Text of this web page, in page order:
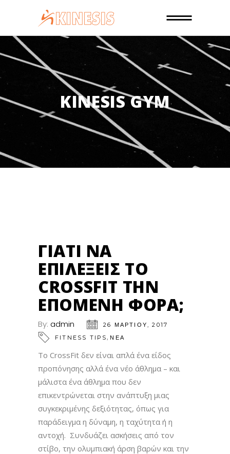
KINESIS GYM
ΓΙΑΤΊ ΝΑ
ΕΠΙΛΈΞΕΙΣ ΤΟ
CROSSFIT ΤΗΝ
ΕΠΌΜΕΝΗ ΦΟΡΆ;
By: admin
26 ΜΑΡΤΊΟΥ, 2017
FITNESS TIPS,ΝΕΑ
Το CrossFit δεν είναι απλά ένα είδος
προπόνησης αλλά ένα νέο άθλημα – και
μάλιστα ένα άθλημα που δεν
επικεντρώνεται στην ανάπτυξη μιας
συγκεκριμένης δεξιότητας, όπως για
παράδειγμα η δύναμη, η ταχύτητα ή η
αντοχή. Συνδυάζει ασκήσεις από τον
στίβο, την ολυμπιακή άρση βαρών και την